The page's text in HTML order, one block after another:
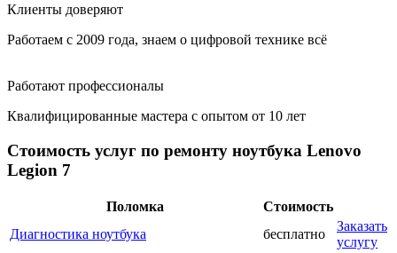
Клиенты доверяют
Работаем с 2009 года, знаем о цифровой технике всё
Работают профессионалы
Квалифицированные мастера с опытом от 10 лет
Стоимость услуг по ремонту ноутбука Lenovo
Legion 7
Поломка
Стоимость
Диагностика ноутбука
бесплатно
Заказать
услугу